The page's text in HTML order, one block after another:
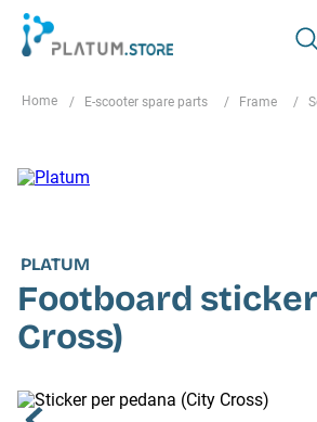
E-scooter spare parts Frame
PLATUM
Footboard
Cross)